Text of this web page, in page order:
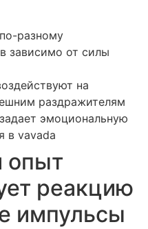
разному
зависимо от силы
на
раздражителям
эмоциональную
в vavada
опыт
реакцию
импульсы